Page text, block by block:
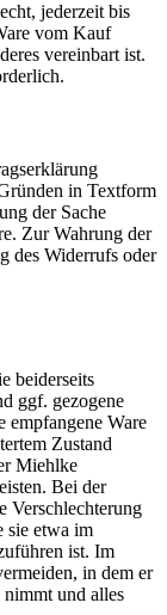
jederzeit bis
vom Kauf
vereinbart ist.
in Textform
der Sache
Zur Wahrung der
des Widerrufs oder
beiderseits
ggf. gezogene
empfangene Ware
Zustand
Miehlke
Bei der
Verschlechterung
sie etwa im
ist. Im
in dem er
und alles